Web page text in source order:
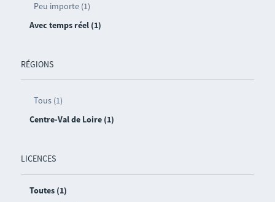
Peu importe (1)
Avec temps réel (1)
RÉGIONS
Tous (1)
Centre-Val de Loire (1)
LICENCES
Toutes (1)